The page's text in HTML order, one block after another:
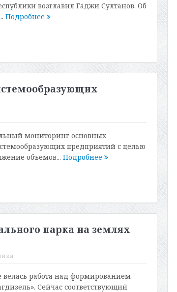
возглавил Гаджи Султанов. Об
Подробнее
мониторинг основных
предприятий с целью
объемов... Подробнее
парка на землях
велась работа над формированием
Сейчас соответствующий